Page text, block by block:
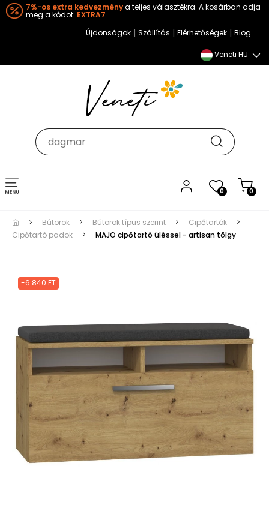
7%-os extra kedvezménya teljes választékra. A kosárban adja
meg a kódot: EXTRA7
Újdonságok | Szállítás | Elérhetőségek | Blog
Veneti HU
0 0
Toggle
navigation
Bútorok Bútorok típus szerint
Cipőtartók
Cipőtartó padok
MAJO cipőtartó üléssel - artisan tölgy
-6 840 FT